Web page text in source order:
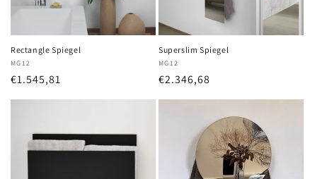
Rectangle Spiegel
Anbieter:
MG12
Normaler
€1.545,81
Superslim Spiegel
Anbieter:
MG12
Normaler
€2.346,68